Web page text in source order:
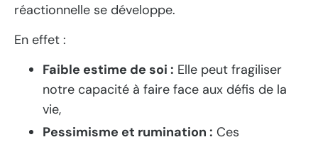
réactionnelle se développe.
En effet :
Faible estime de soi : Elle peut fragiliser
notre capacité à faire face aux défis de la
vie,
Pessimisme et rumination : Ces